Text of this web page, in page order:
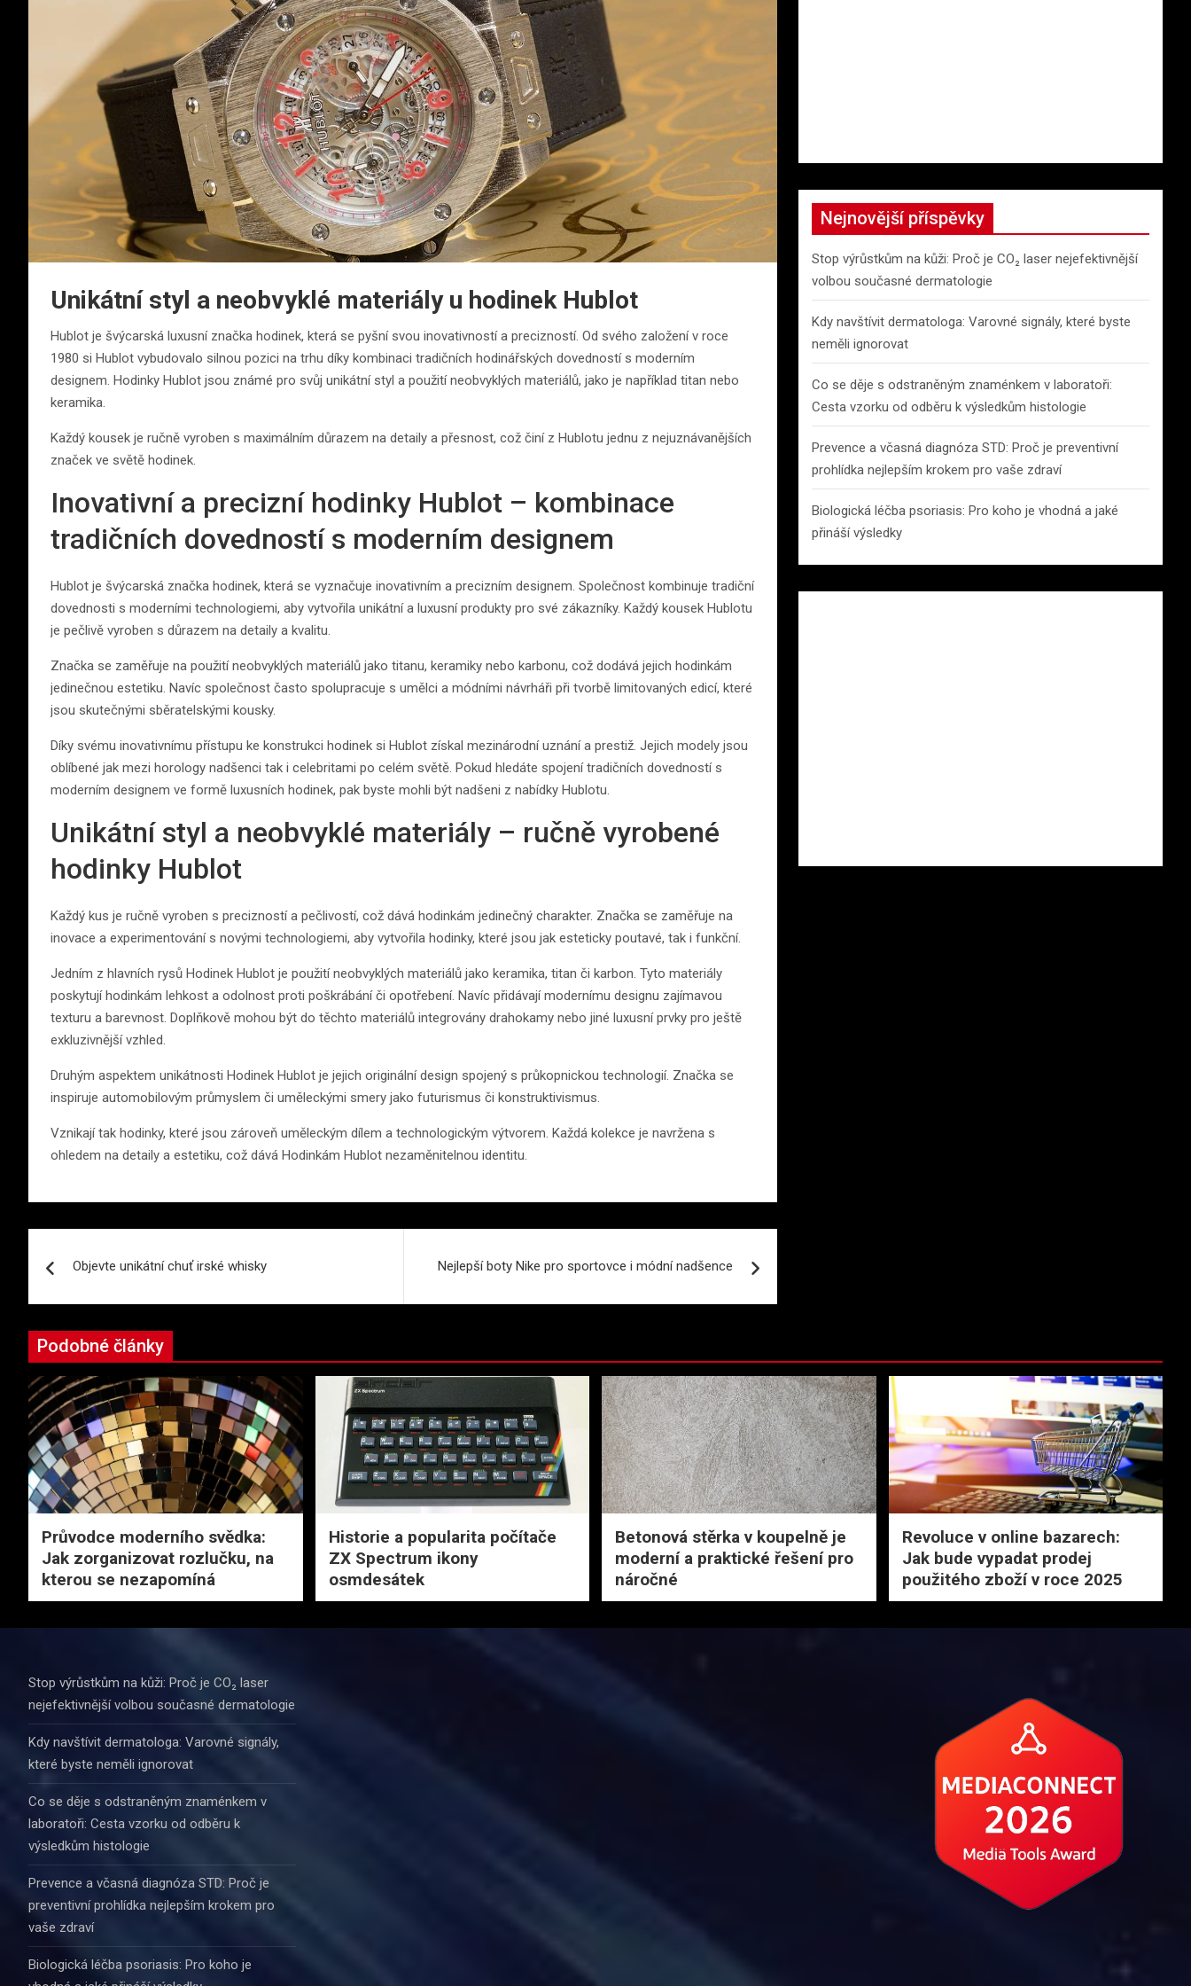
Unikátní styl a neobvyklé materiály u hodinek Hublot
Hublot je švýcarská luxusní značka hodinek, která se pyšní svou inovativností a precizností. Od svého založení v roce
1980 si Hublot vybudovalo silnou pozici na trhu díky kombinaci tradičních hodinářských dovedností s moderním
designem. Hodinky Hublot jsou známé pro svůj unikátní styl a použití neobvyklých materiálů, jako je například titan nebo
keramika.
Každý kousek je ručně vyroben s maximálním důrazem na detaily a přesnost, což činí z Hublotu jednu z nejuznávanějších
značek ve světě hodinek.
Inovativní a precizní hodinky Hublot – kombinace
tradičních dovedností s moderním designem
Hublot je švýcarská značka hodinek, která se vyznačuje inovativním a precizním designem. Společnost kombinuje tradiční
dovednosti s moderními technologiemi, aby vytvořila unikátní a luxusní produkty pro své zákazníky. Každý kousek Hublotu
je pečlivě vyroben s důrazem na detaily a kvalitu.
Značka se zaměřuje na použití neobvyklých materiálů jako titanu, keramiky nebo karbonu, což dodává jejich hodinkám
jedinečnou estetiku. Navíc společnost často spolupracuje s umělci a módními návrháři při tvorbě limitovaných edicí, které
jsou skutečnými sběratelskými kousky.
Díky svému inovativnímu přístupu ke konstrukci hodinek si Hublot získal mezinárodní uznání a prestiž. Jejich modely jsou
oblíbené jak mezi horology nadšenci tak i celebritami po celém světě. Pokud hledáte spojení tradičních dovedností s
moderním designem ve formě luxusních hodinek, pak byste mohli být nadšeni z nabídky Hublotu.
Unikátní styl a neobvyklé materiály – ručně vyrobené
hodinky Hublot
Každý kus je ručně vyroben s precizností a pečlivostí, což dává hodinkám jedinečný charakter. Značka se zaměřuje na
inovace a experimentování s novými technologiemi, aby vytvořila hodinky, které jsou jak esteticky poutavé, tak i funkční.
Jedním z hlavních rysů Hodinek Hublot je použití neobvyklých materiálů jako keramika, titan či karbon. Tyto materiály
poskytují hodinkám lehkost a odolnost proti poškrábání či opotřebení. Navíc přidávají modernímu designu zajímavou
texturu a barevnost. Doplňkově mohou být do těchto materiálů integrovány drahokamy nebo jiné luxusní prvky pro ještě
exkluzivnější vzhled.
Druhým aspektem unikátnosti Hodinek Hublot je jejich originální design spojený s průkopnickou technologií. Značka se
inspiruje automobilovým průmyslem či uměleckými smery jako futurismus či konstruktivismus.
Vznikají tak hodinky, které jsou zároveň uměleckým dílem a technologickým výtvorem. Každá kolekce je navržena s
ohledem na detaily a estetiku, což dává Hodinkám Hublot nezaměnitelnou identitu.
pro
Objevte unikátní chuť irské whisky Nejlepší boty Nike pro sportovce i módní nadšence
Nejnovější příspěvky
Stop výrůstkům na kůži: Proč je CO₂ laser nejefektivnější
volbou současné dermatologie
Kdy navštívit dermatologa: Varovné signály, které byste
neměli ignorovat
Co se děje s odstraněným znaménkem v laboratoři:
Cesta vzorku od odběru k výsledkům histologie
Prevence a včasná diagnóza STD: Proč je preventivní
prohlídka nejlepším krokem pro vaše zdraví
Biologická léčba psoriasis: Pro koho je vhodná a jaké
přináší výsledky
Podobné články
Průvodce moderního svědka:
Jak zorganizovat rozlučku, na
kterou se nezapomíná
Historie a popularita počítače
ZX Spectrum ikony
osmdesátek
Betonová stěrka v koupelně je
moderní a praktické řešení pro
náročné
Revoluce v online bazarech:
Jak bude vypadat prodej
použitého zboží v roce 2025
Stop výrůstkům na kůži: Proč je CO₂ laser
nejefektivnější volbou současné dermatologie
Kdy navštívit dermatologa: Varovné signály,
které byste neměli ignorovat
Co se děje s odstraněným znaménkem v
laboratoři: Cesta vzorku od odběru k
výsledkům histologie
Prevence a včasná diagnóza STD: Proč je
preventivní prohlídka nejlepším krokem pro
vaše zdraví
Biologická léčba psoriasis: Pro koho je